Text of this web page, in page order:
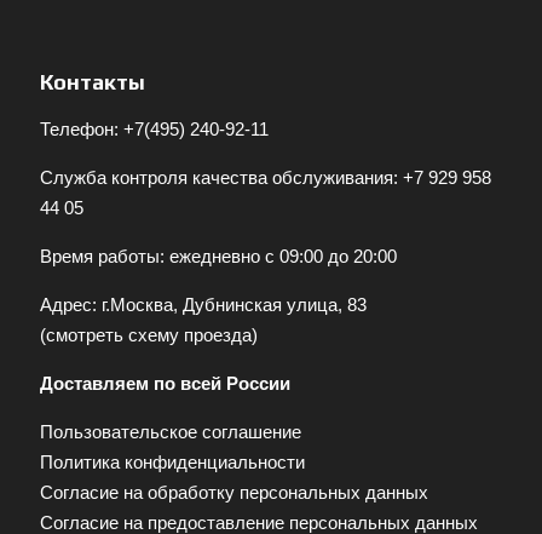
Контакты
Телефон: +7(495) 240-92-11
Служба контроля качества обслуживания: +7 929 958
44 05
Время работы: ежедневно с 09:00 до 20:00
Адрес: г.Москва, Дубнинская улица, 83
(смотреть схему проезда)
Доставляем по всей России
Пользовательское соглашение
Политика конфиденциальности
Согласие на обработку персональных данных
Согласие на предоставление персональных данных